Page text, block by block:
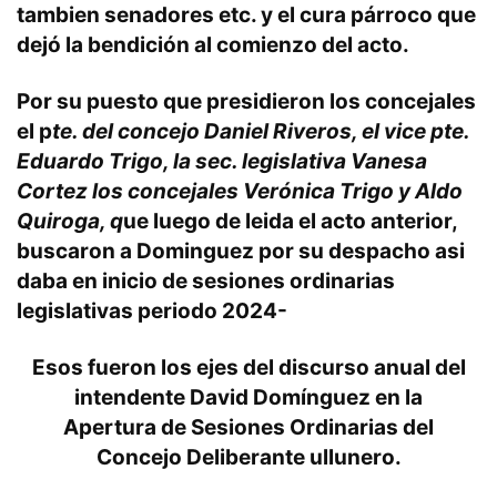
tambien senadores etc. y el cura párroco que
dejó la bendición al comienzo del acto.
Por su puesto que presidieron los concejales
el pte. del concejo Daniel Riveros, el vice pte.
Eduardo Trigo, la sec. legislativa Vanesa
Cortez los concejales Verónica Trigo y Aldo
Quiroga, que luego de leida el acto anterior,
buscaron a Dominguez por su despacho asi
daba en inicio de sesiones ordinarias
legislativas periodo 2024-
Esos fueron los ejes del discurso anual del
intendente David Domínguez en la
Apertura de Sesiones Ordinarias del
Concejo Deliberante ullunero.